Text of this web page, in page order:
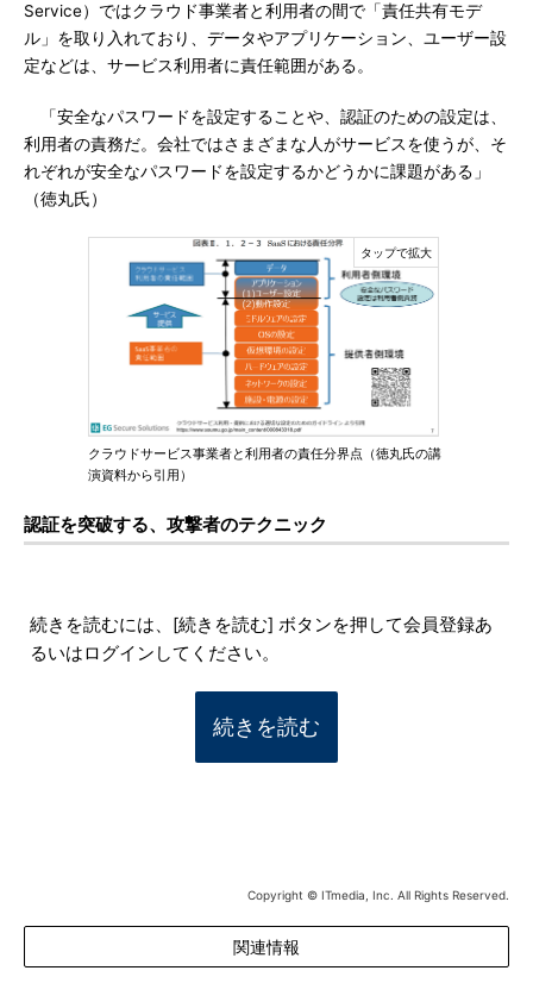
Service）ではクラウド事業者と利用者の間で「責任共有モデ
ル」を取り入れており、データやアプリケーション、ユーザー設
定などは、サービス利用者に責任範囲がある。
「安全なパスワードを設定することや、認証のための設定は、
利用者の責務だ。会社ではさまざまな人がサービスを使うが、そ
れぞれが安全なパスワードを設定するかどうかに課題がある」
（徳丸氏）
クラウドサービス事業者と利用者の責任分界点（徳丸氏の講
演資料から引用）
認証を突破する、攻撃者のテクニック
続きを読むには、[続きを読む] ボタンを押して会員登録あ
るいはログインしてください。
続きを読む
Copyright © ITmedia, Inc. All Rights Reserved.
関連情報